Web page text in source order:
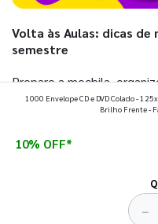
Volta às Aulas: dicas
semestre
Prepare a mochila,
que fazem toda
1000 Envelope CD e DVD Colado -
Brilho Frente -
10% OFF*
−